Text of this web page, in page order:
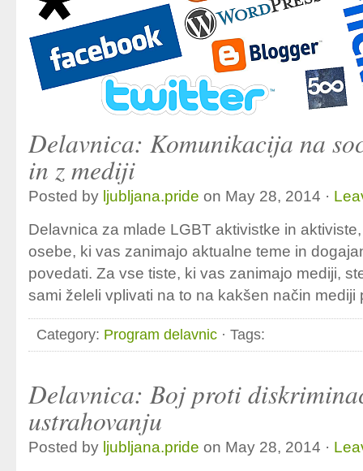
Delavnica: Komunikacija na
in z mediji
Posted by ljubljana.pride on May 28, 2014 ·
Delavnica za mlade LGBT aktivistke in
osebe, ki vas zanimajo aktualne teme in
povedati. Za vse tiste, ki vas zanimajo mediji,
sami želeli vplivati na to na kakšen način mediji
Category: Program delavnic · Tags:
Delavnica: Boj proti
ustrahovanju
Posted by ljubljana.pride on May 28, 2014 ·